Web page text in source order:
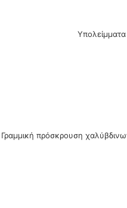
Γραμμική πρόσκρουση